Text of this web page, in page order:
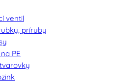
ventil
príruby
PE